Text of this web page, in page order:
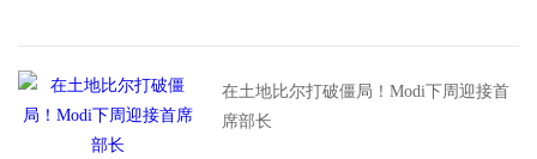
在土地比尔打破僵局！Modi下周迎接首
席部长